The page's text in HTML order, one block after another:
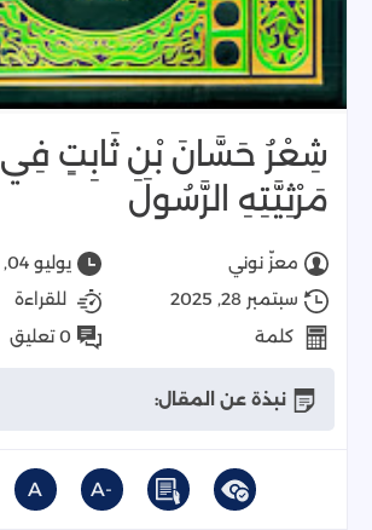
شِعْرُ حَسَّانَ بْنِ ثَابِتٍ فِي
مَرْثِيَّتِهِ الرَّسُولَ
معزّ نوني
يوليو 04, 2025
سبتمبر 28, 2025
للقراءة
كلمة
0 تعليق
نبذة عن المقال:
-A
A